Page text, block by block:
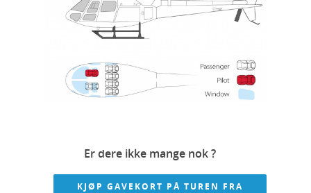
Er dere ikke mange nok ?
KJØP GAVEKORT PÅ TUREN FRA